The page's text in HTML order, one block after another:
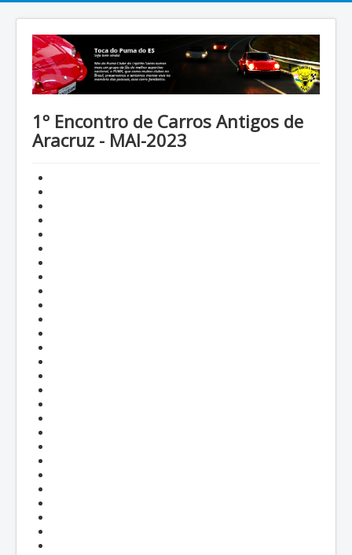
1º Encontro de Carros Antigos de
Aracruz - MAI-2023